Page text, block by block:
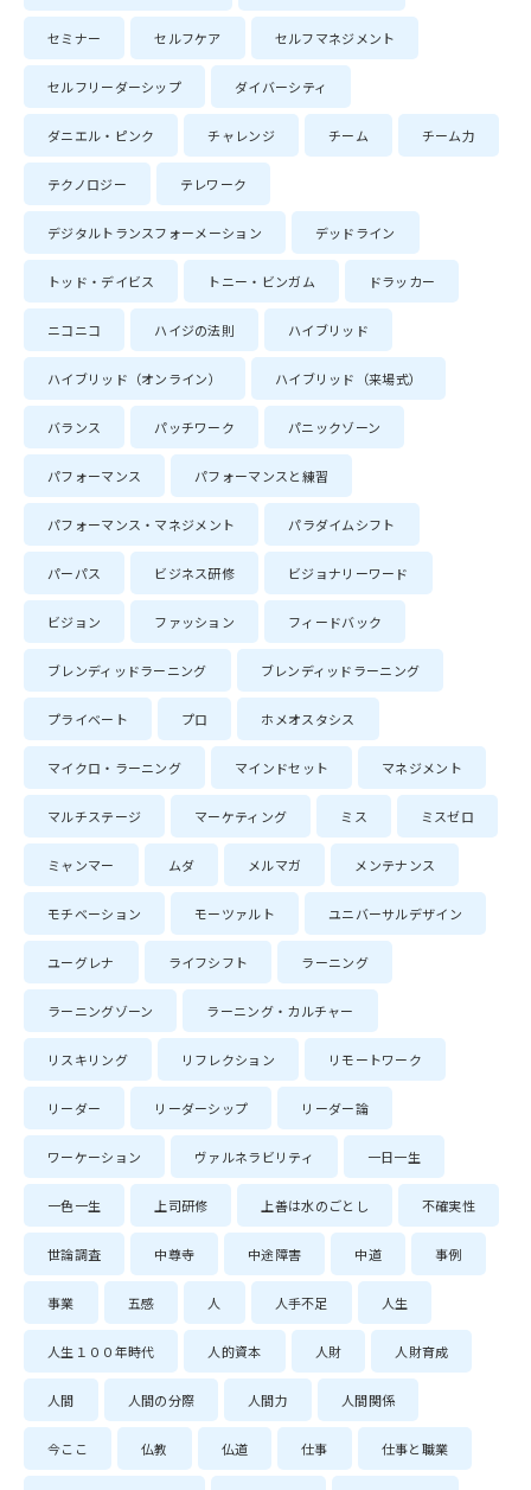
セミナー セルフケア セルフマネジメント
セルフリーダーシップ ダイバーシティ
ダニエル・ピンク チャレンジ チーム チーム力
テクノロジー テレワーク
デジタルトランスフォーメーション デッドライン
トッド・デイビス トニー・ビンガム ドラッカー
ニコニコ ハイジの法則 ハイブリッド
ハイブリッド（オンライン） ハイブリッド（来場式）
バランス パッチワーク パニックゾーン
パフォーマンス パフォーマンスと練習
パフォーマンス・マネジメント パラダイムシフト
パーパス ビジネス研修 ビジョナリーワード
ビジョン ファッション フィードバック
ブレンディッドラーニング ブレンディッドラーニング
プライベート プロ ホメオスタシス
マイクロ・ラーニング マインドセット マネジメント
マルチステージ マーケティング ミス ミスゼロ
ミャンマー ムダ メルマガ メンテナンス
モチベーション モーツァルト ユニバーサルデザイン
ユーグレナ ライフシフト ラーニング
ラーニングゾーン ラーニング・カルチャー
リスキリング リフレクション リモートワーク
リーダー リーダーシップ リーダー論
ワーケーション ヴァルネラビリティ 一日一生
一色一生 上司研修 上善は水のごとし 不確実性
世論調査 中尊寺 中途障害 中道 事例
事業 五感 人 人手不足 人生
人生１００年時代 人的資本 人財 人財育成
人間 人間の分際 人間力 人間関係
今ここ 仏教 仏道 仕事 仕事と職業